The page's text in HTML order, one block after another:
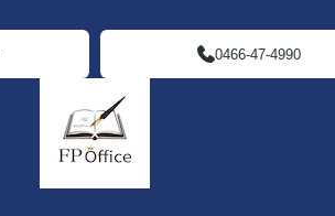
0466-47-4990